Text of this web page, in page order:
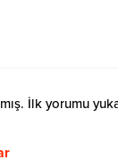
İlk yorumu